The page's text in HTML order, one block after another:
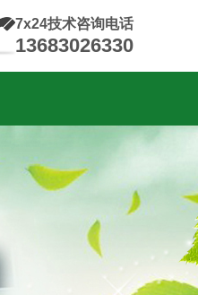
7x24技术咨询电话
13683026330